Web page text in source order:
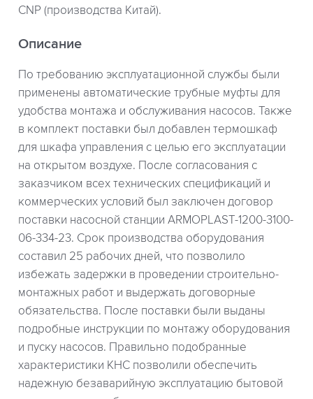
CNP (производства Китай).
Описание
По требованию эксплуатационной службы были
применены автоматические трубные муфты для
удобства монтажа и обслуживания насосов. Также
в комплект поставки был добавлен термошкаф
для шкафа управления с целью его эксплуатации
на открытом воздухе. После согласования с
заказчиком всех технических спецификаций и
коммерческих условий был заключен договор
поставки насосной станции ARMOPLAST-1200-3100-
06-334-23. Срок производства оборудования
составил 25 рабочих дней, что позволило
избежать задержки в проведении строительно-
монтажных работ и выдержать договорные
обязательства. После поставки были выданы
подробные инструкции по монтажу оборудования
и пуску насосов. Правильно подобранные
характеристики КНС позволили обеспечить
надежную безаварийную эксплуатацию бытовой